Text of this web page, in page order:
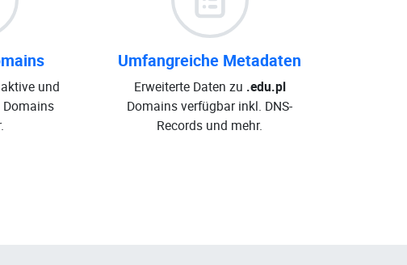
aktive und
Domains
Umfangreiche Metadaten
Erweiterte Daten zu .edu.pl
Domains verfügbar inkl. DNS-
Records und mehr.